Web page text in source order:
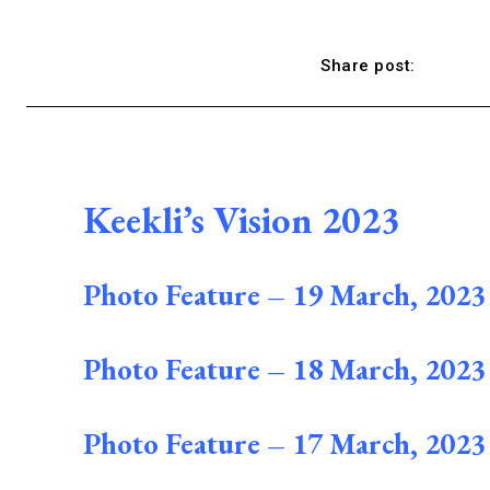
Share post:
Keekli’s Vision 2023
Photo Feature – 19 March, 2023
Photo Feature – 18 March, 2023
Photo Feature – 17 March, 2023